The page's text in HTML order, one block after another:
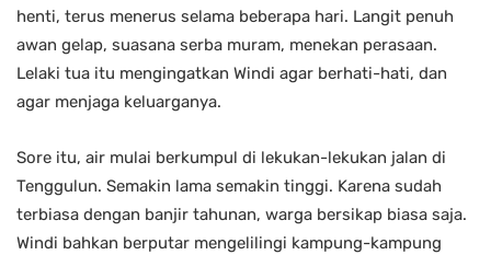
henti, terus menerus selama beberapa hari. Langit penuh
awan gelap, suasana serba muram, menekan perasaan.
Lelaki tua itu mengingatkan Windi agar berhati-hati, dan
agar menjaga keluarganya.
Sore itu, air mulai berkumpul di lekukan-lekukan jalan di
Tenggulun. Semakin lama semakin tinggi. Karena sudah
terbiasa dengan banjir tahunan, warga bersikap biasa saja.
Windi bahkan berputar mengelilingi kampung-kampung